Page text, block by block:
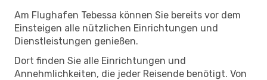
Am Flughafen Tebessa können Sie bereits vor dem
Einsteigen alle nützlichen Einrichtungen und
Dienstleistungen genießen.
Dort finden Sie alle Einrichtungen und
Annehmlichkeiten, die jeder Reisende benötigt. Von